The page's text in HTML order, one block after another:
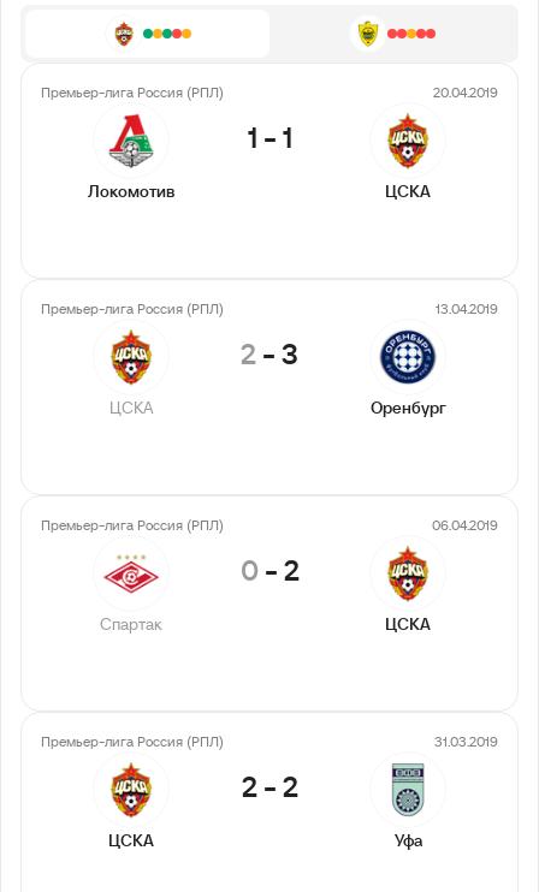
Премьер-лига Россия (РПЛ) 20.04.2019
Локомотив
1 -1
ЦСКА
Премьер-лига Россия (РПЛ) 13.04.2019
ЦСКА
2-3
Оренбург
Премьер-лига Россия (РПЛ) 06.04.2019
Спартак
0 -2
ЦСКА
Премьер-лига Россия (РПЛ) 31.03.2019
ЦСКА
2 -2
Уфа